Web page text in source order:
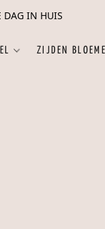
DAG IN HUIS
ZIJDEN